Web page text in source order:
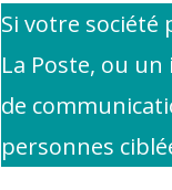
Si votre société
La Poste, ou
de
personnes